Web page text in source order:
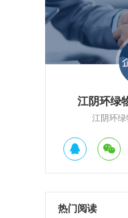
江阴环绿
江阴环
热门阅读